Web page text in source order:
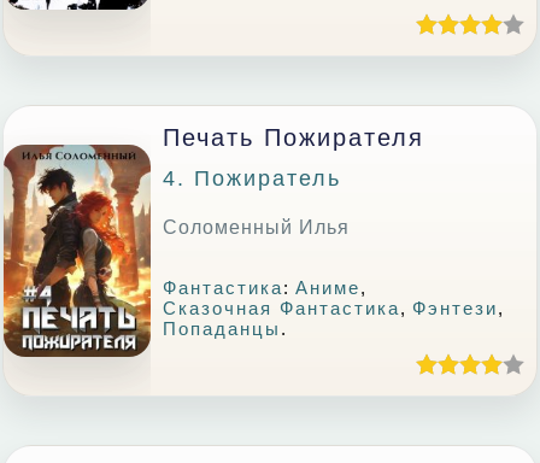
Печать Пожирателя
4. Пожиратель
Соломенный Илья
Фантастика:Аниме,
Сказочная Фантастика, Фэнтези,
Попаданцы .